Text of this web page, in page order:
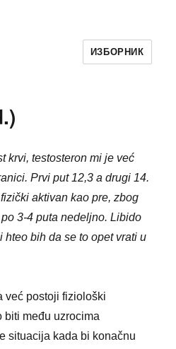
ИЗБОРНИК
krvi, testosteron mi je već
Prvi put 12,3 a drugi 14.
aktivan kao pre, zbog
3-4 puta nedeljno. Libido
hteo bih da se to opet vrati u
već postoji fiziološki
biti među uzrocima
situacija kada bi konačnu